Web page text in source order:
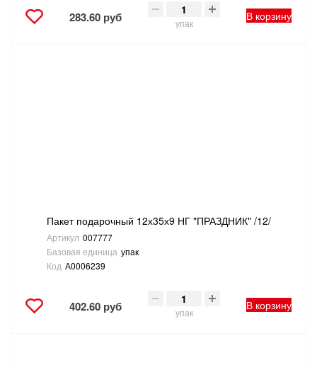
283.60 руб упак
В корзину
Пакет подарочный 12х35х9 НГ "ПРАЗДНИК" /12/
Артикул 007777
Базовая единица упак
Код А0006239
402.60 руб упак
В корзину